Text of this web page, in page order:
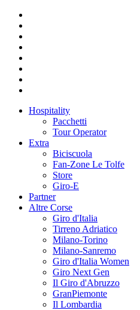
Hospitality
Pacchetti
Tour Operator
Extra
Biciscuola
Fan-Zone Le Tolfe
Store
Giro-E
Partner
Altre Corse
Giro d'Italia
Tirreno Adriatico
Milano-Torino
Milano-Sanremo
Giro d'Italia Women
Giro Next Gen
Il Giro d'Abruzzo
GranPiemonte
Il Lombardia